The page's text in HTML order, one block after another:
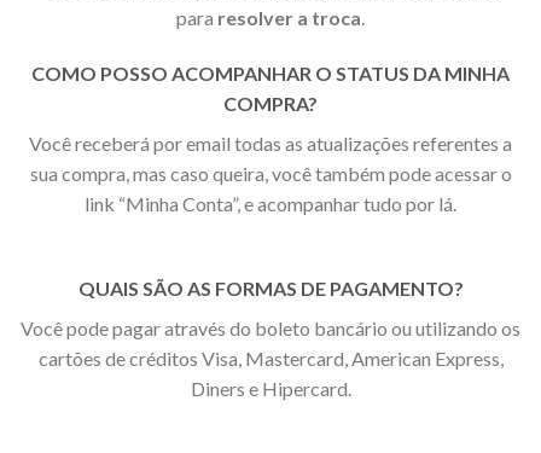
para resolver a troca
COMO POSSO ACOMPANHAR O STATUS DA MINHA
COMPRA?
Você receberá por email todas as atualizações referentes a
sua compra, mas caso queira, você também pode acessar o
link “Minha Conta”, e acompanhar tudo por lá.
QUAIS SÃO AS FORMAS DE PAGAMENTO?
Você pode pagar através do boleto bancário ou utilizando os
cartões de créditos Visa, Mastercard, American Express,
Diners e Hipercard.